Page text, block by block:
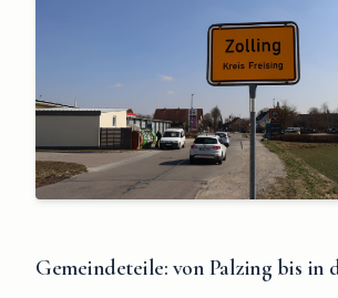
Gemeindeteile: von Palzing bis in